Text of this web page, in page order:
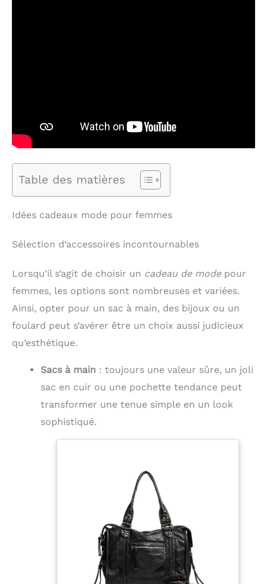
Table des matières
Idées cadeaux mode pour femmes
Sélection d’accessoires incontournables
Lorsqu’il s’agit de choisir un cadeau de modepour
femmes, les options sont nombreuses et variées.
Ainsi, opter pour un sac à main, des bijoux ou un
foulard peut s’avérer être un choix aussi judicieux
qu’esthétique.
Sacs à main : toujours une valeur sûre, un joli
sac en cuir ou une pochette tendance peut
transformer une tenue simple en un look
sophistiqué.